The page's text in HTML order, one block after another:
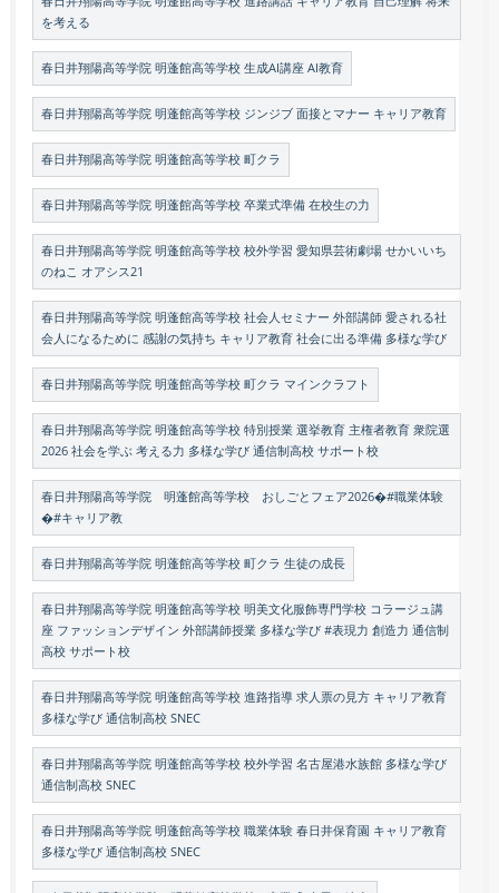
を考える
春日井翔陽高等学院 明蓬館高等学校 生成AI講座 AI教育
春日井翔陽高等学院 明蓬館高等学校 ジンジブ 面接とマナー キャリア教育
春日井翔陽高等学院 明蓬館高等学校 町クラ
春日井翔陽高等学院 明蓬館高等学校 卒業式準備 在校生の力
春日井翔陽高等学院 明蓬館高等学校 校外学習 愛知県芸術劇場 せかいいち
のねこ オアシス21
春日井翔陽高等学院 明蓬館高等学校 社会人セミナー 外部講師 愛される社
会人になるために 感謝の気持ち キャリア教育 社会に出る準備 多様な学び
春日井翔陽高等学院 明蓬館高等学校 町クラ マインクラフト
春日井翔陽高等学院 明蓬館高等学校 特別授業 選挙教育 主権者教育 衆院選
2026 社会を学ぶ 考える力 多様な学び 通信制高校 サポート校
春日井翔陽高等学院 明蓬館高等学校 おしごとフェア2026�#職業体験
�#キャリア教
春日井翔陽高等学院 明蓬館高等学校 町クラ 生徒の成長
春日井翔陽高等学院 明蓬館高等学校 明美文化服飾専門学校 コラージュ講
座 ファッションデザイン 外部講師授業 多様な学び #表現力 創造力 通信制
高校 サポート校
春日井翔陽高等学院 明蓬館高等学校 進路指導 求人票の見方 キャリア教育
多様な学び 通信制高校 SNEC
春日井翔陽高等学院 明蓬館高等学校 校外学習 名古屋港水族館 多様な学び
通信制高校 SNEC
春日井翔陽高等学院 明蓬館高等学校 職業体験 春日井保育園 キャリア教育
多様な学び 通信制高校 SNEC